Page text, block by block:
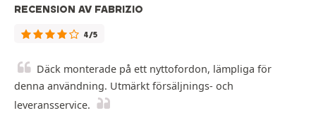
RECENSION AV FABRIZIO
4/5
Däck monterade på ett nyttofordon, lämpliga för
denna användning. Utmärkt försäljnings- och
leveransservice.